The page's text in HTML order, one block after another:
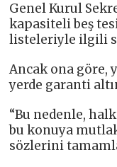
Genel Kurul
kapasiteli beş
listeleriyle ilgili
Ancak ona göre,
yerde garanti
“Bu nedenle,
bu konuya
sözlerini